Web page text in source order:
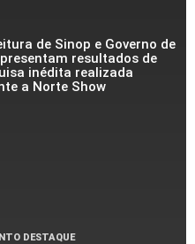
de Sinop e Governo de
resultados de
inédita realizada
a Norte Show
DESTAQUE